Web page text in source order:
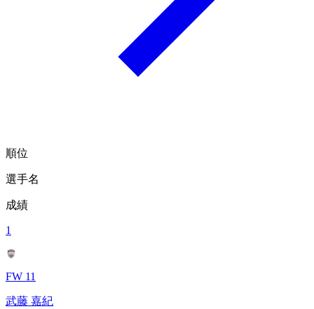
順位
選手名
成績
1
FW 11
武藤 嘉紀